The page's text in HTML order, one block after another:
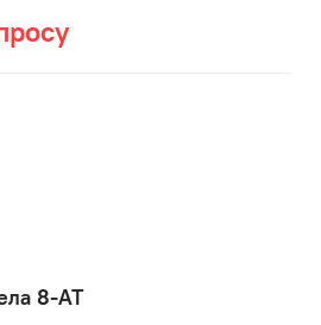
8-АТ